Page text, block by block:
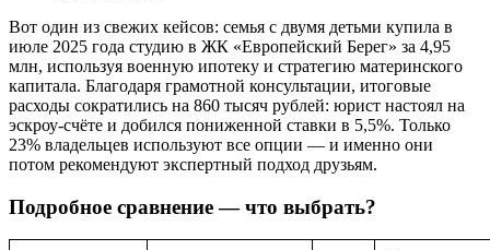
Вот один из свежих кейсов: семья с двумя детьми купила в
июле 2025 года студию в ЖК «Европейский Берег» за 4,95
млн, используя военную ипотеку и стратегию материнского
капитала. Благодаря грамотной консультации, итоговые
расходы сократились на 860 тысяч рублей: юрист настоял на
эскроу-счёте и добился пониженной ставки в 5,5%. Только
23% владельцев используют все опции — и именно они
потом рекомендуют экспертный подход друзьям.
Подробное сравнение — что выбрать?